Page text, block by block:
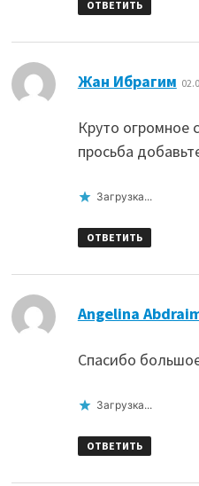
ОТВЕТИТЬ
Жан Ибрагим
Круто огромное
просьба
Загрузка...
ОТВЕТИТЬ
Angelina
Спасибо
Загрузка...
ОТВЕТИТЬ